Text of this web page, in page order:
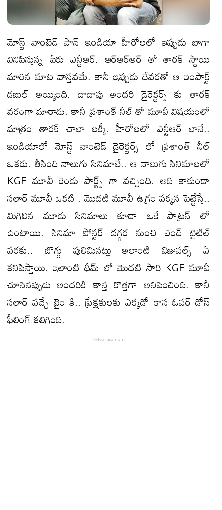
మోస్ట్ వాంటెడ్ పాన్ ఇండియా హీరోలలో ఇప్పుడు బాగా
వినిపిస్తున్న పేరు ఎన్టీఆర్. ఆర్ఆర్ఆర్ తో తారక్ స్థాయి
మారిన మాట వాస్తవమే. కానీ ఇప్పుడు దేవరతో ఆ ఇంపాక్ట్
డబుల్ అయ్యింది. దాదాపు అందరి డైరెక్టర్స్ కు తారక్
వరంగా మారాడు. కానీ ప్రశాంత్ నీల్ తో మూవీ విషయంలో
మాత్రం తారక్ చాలా లక్కీ. హీరోలలో ఎన్టీఆర్ లానే..
ఇండియాలో మోస్ట్ వాంటెడ్ డైరెక్టర్స్ లో ప్రశాంత్ నీల్
ఒకరు. తీసింది నాలుగు సినిమాలే.. ఆ నాలుగు సినిమాలలో
KGF మూవీ రెండు పార్ట్స్ గా వచ్చింది. అది కాకుండా
సలార్ మూవీ ఒకటి . మొదటి మూవీ ఉగ్రం పక్కన పెట్టేస్తే..
మిగిలిన మూడు సినిమాలు కూడా ఒకే పాట్రన్ లో
ఉంటాయి. సినిమా పోస్టర్ దగ్గర నుంచి ఎండ్ టైటిల్
వరకు.. బొగ్గు పులిమినట్లు అలాంటి విజువల్స్ ఏ
కనిపిస్తాయి. ఇలాంటి థీమ్ లో మొదటి సారి KGF మూవీ
చూసినప్పుడు అందరికి కాస్త కొత్తగా అనిపించింది. కానీ
సలార్ వచ్చే టైం కి.. ప్రేక్షకులకు ఎక్కడో కాస్త ఓవర్ డోస్
ఫీలింగ్ కలిగింది.